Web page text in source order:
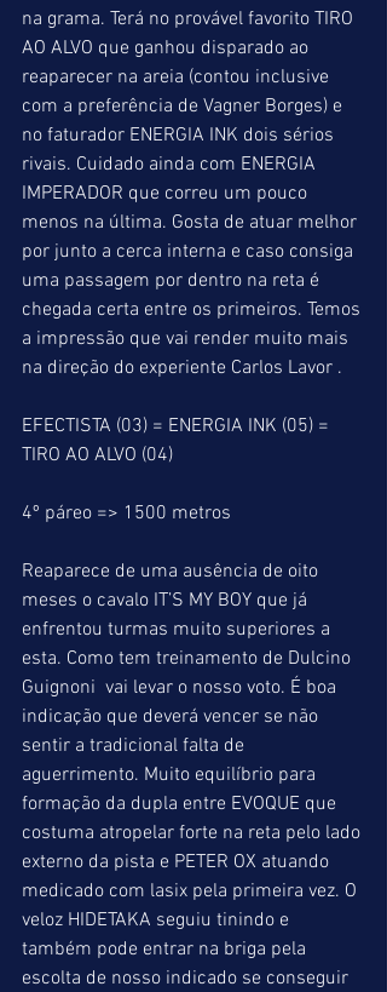
na grama. Terá no provável favorito TIRO
AO ALVO que ganhou disparado ao
reaparecer na areia (contou inclusive
com a preferência de Vagner Borges) e
no faturador ENERGIA INK dois sérios
rivais. Cuidado ainda com ENERGIA
IMPERADOR que correu um pouco
menos na última. Gosta de atuar melhor
por junto a cerca interna e caso consiga
uma passagem por dentro na reta é
chegada certa entre os primeiros. Temos
a impressão que vai render muito mais
na direção do experiente Carlos Lavor .
EFECTISTA (03) = ENERGIA INK (05) =
TIRO AO ALVO (04)
4º páreo => 1500 metros
Reaparece de uma ausência de oito
meses o cavalo IT’S MY BOY que já
enfrentou turmas muito superiores a
esta. Como tem treinamento de Dulcino
Guignoni  vai levar o nosso voto. É boa
indicação que deverá vencer se não
sentir a tradicional falta de
aguerrimento. Muito equilíbrio para
formação da dupla entre EVOQUE que
costuma atropelar forte na reta pelo lado
externo da pista e PETER OX atuando
medicado com lasix pela primeira vez. O
veloz HIDETAKA seguiu tinindo e
também pode entrar na briga pela
escolta de nosso indicado se conseguir